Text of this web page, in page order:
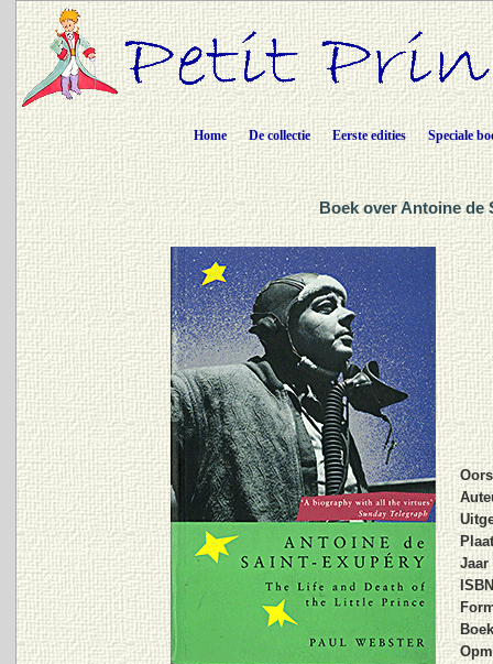
Home De collectie Eerste edities Speciale
Boek over Antoine de
Jaar